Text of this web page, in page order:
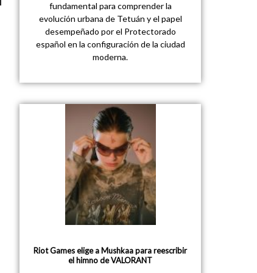
fundamental para comprender la
evolución urbana de Tetuán y el papel
desempeñado por el Protectorado
español en la configuración de la ciudad
moderna.
Riot Games elige a Mushkaa para reescribir
el himno de VALORANT